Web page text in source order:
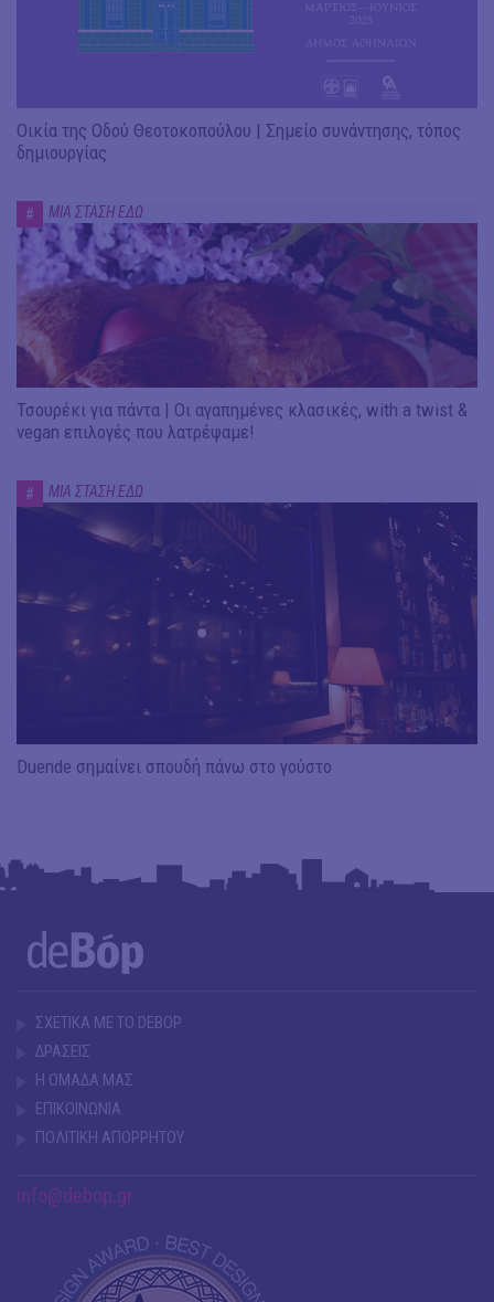
Οικία της Οδού Θεοτοκοπούλου | Σημείο συνάντησης, τόπος
δημιουργίας
# ΜΙΑ ΣΤΑΣΗ ΕΔΩ
Τσουρέκι για πάντα | Οι αγαπημένες κλασικές, with a twist &
vegan επιλογές που λατρέψαμε!
# ΜΙΑ ΣΤΑΣΗ ΕΔΩ
Duende σημαίνει σπουδή πάνω στο γούστο
ΣΧΕΤΙΚΑ ΜΕ ΤΟ DEBOP
ΔΡΑΣΕΙΣ
Η ΟΜΑΔΑ ΜΑΣ
ΕΠΙΚΟΙΝΩΝΙΑ
ΠΟΛΙΤΙΚΗ ΑΠΟΡΡΗΤΟΥ
info@debop.gr